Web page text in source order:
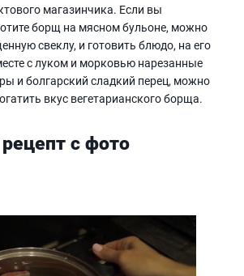
магазинчика. Если вы
борщ на мясном бульоне, можно
свеклу, и готовить блюдо, на его
с луком и морковью нарезанные
и болгарский сладкий перец, можно
вкус вегетарианского борща.
с фото